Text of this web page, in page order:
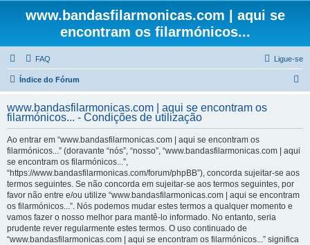
www.bandasfilarmonicas.com | aqui se
encontram os filarmónicos...
FAQ Ligue-se
Índice do Fórum
q
www.bandasfilarmonicas.com | aqui se encontram os
filarmónicos... - Condições de utilização
Ao entrar em “www.bandasfilarmonicas.com | aqui se encontram os
filarmónicos...” (doravante “nós”, “nosso”, “www.bandasfilarmonicas.com | aqui
se encontram os filarmónicos...”,
“https://www.bandasfilarmonicas.com/forum/phpBB”), concorda sujeitar-se aos
termos seguintes. Se não concorda em sujeitar-se aos termos seguintes, por
favor não entre e/ou utilize “www.bandasfilarmonicas.com | aqui se encontram
os filarmónicos...”. Nós podemos mudar estes termos a qualquer momento e
vamos fazer o nosso melhor para mantê-lo informado. No entanto, seria
prudente rever regularmente estes termos. O uso continuado de
“www.bandasfilarmonicas.com | aqui se encontram os filarmónicos...” significa